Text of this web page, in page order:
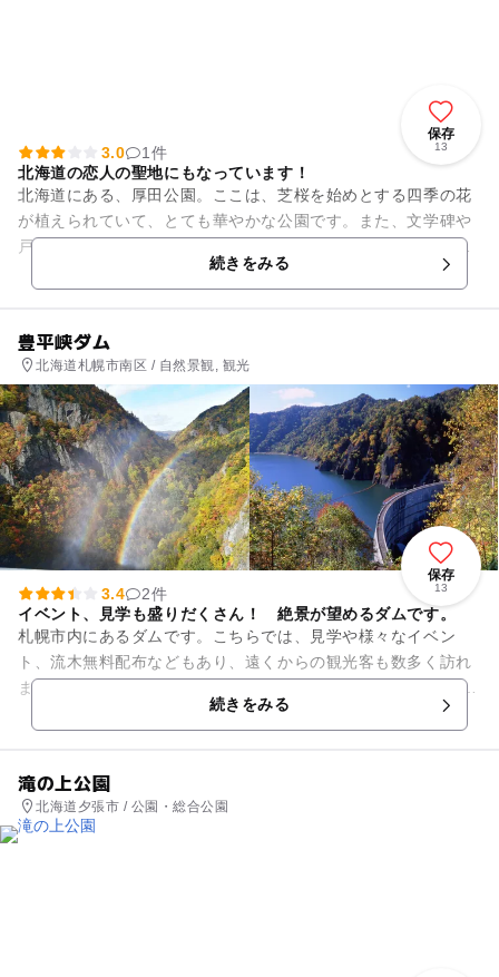
保存
13
3.0
1件
北海道の恋人の聖地にもなっています！
北海道にある、厚田公園。ここは、芝桜を始めとする四季の花
が植えられていて、とても華やかな公園です。また、文学碑や
戸田城聖生家、展望台、テニスコート、パークゴルフ場などが
存在しています。そのため、...続きをみる
豊平峡ダム
北海道札幌市南区 / 自然景観, 観光
保存
13
3.4
2件
イベント、見学も盛りだくさん！ 絶景が望めるダムです。
札幌市内にあるダムです。こちらでは、見学や様々なイベン
ト、流木無料配布などもあり、遠くからの観光客も数多く訪れ
ます。 また、ダムは支笏洞爺国立公園の中にあることもあり、
大自然を感じることができ...続きをみる
滝の上公園
北海道夕張市 / 公園・総合公園